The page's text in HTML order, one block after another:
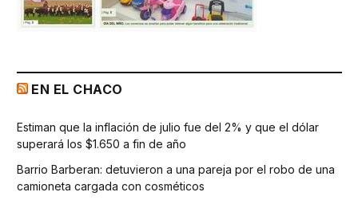
EN EL CHACO
Estiman que la inflación de julio fue del 2% y que el dólar
superará los $1.650 a fin de año
Barrio Barberan: detuvieron a una pareja por el robo de una
camioneta cargada con cosméticos